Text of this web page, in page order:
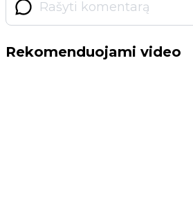
Rekomenduojami video